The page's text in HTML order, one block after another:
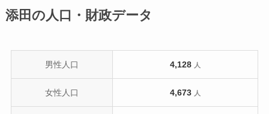
添田の人口・財政データ
男性人口 4,128 人
女性人口 4,673 人